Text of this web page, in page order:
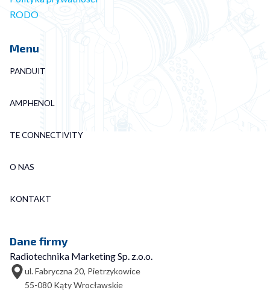
RODO
Menu
PANDUIT
AMPHENOL
TE CONNECTIVITY
O NAS
KONTAKT
Dane firmy
Radiotechnika Marketing Sp. z.o.o.
ul. Fabryczna 20, Pietrzykowice
55-080 Kąty Wrocławskie